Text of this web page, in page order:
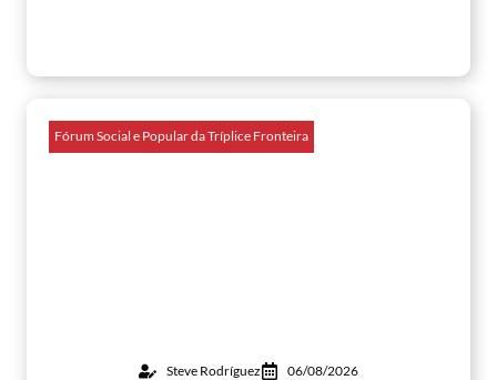
Fórum Social e Popular da Tríplice Fronteira
Steve Rodríguez 06/08/2026